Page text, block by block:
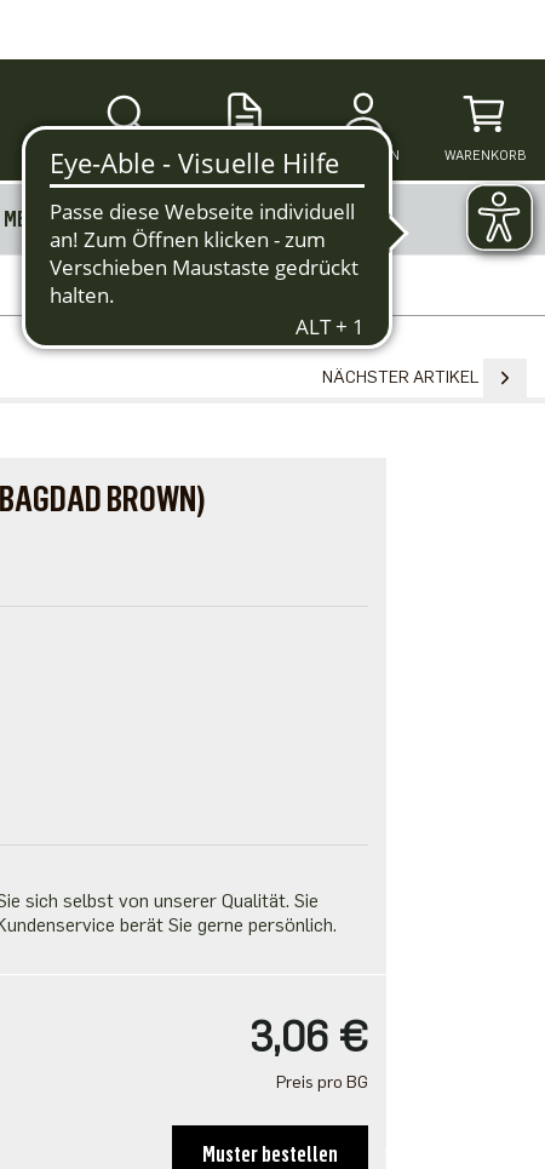
SUCHE MERKZETTEL ANMELDEN WARENKORB
MEHR
NÄCHSTER ARTIKEL
BROWN)
sich selbst von unserer Qualität. Sie
berät Sie gerne persönlich.
3,06 €
Preis pro BG
Muster bestellen